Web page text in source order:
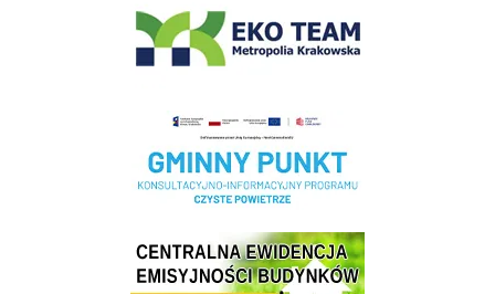
Realizacja Programu Czyste Powietrze w Gminie Wieliczka
Centrala Ewidencja Emisyjności Budynków - złóż deklarację